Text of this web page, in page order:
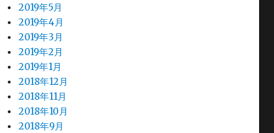
2019年5月
2019年4月
2019年3月
2019年2月
2019年1月
2018年12月
2018年11月
2018年10月
2018年9月